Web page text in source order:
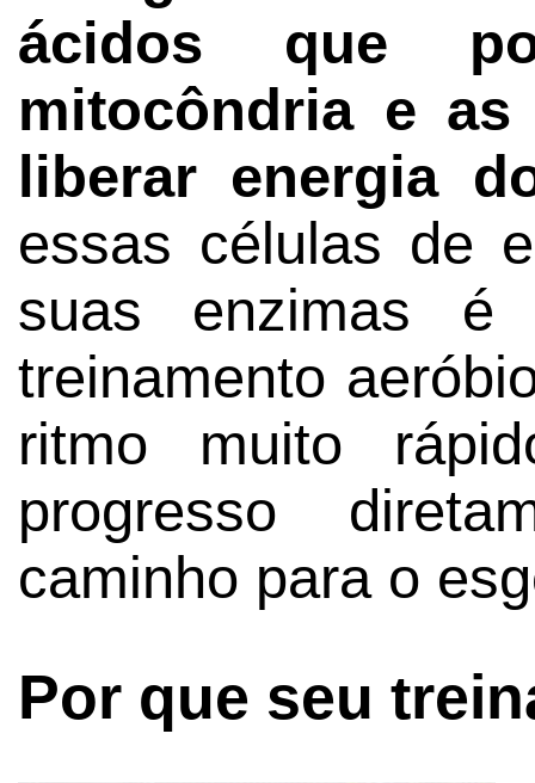
ácidos que
mitocôndria e
liberar energia
essas células de
suas enzimas é
treinamento
ritmo muito
progresso
caminho para o
Por que seu